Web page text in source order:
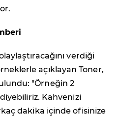
verdiği
açıklayan Toner,
"Örneğin 2
Kahvenizi
dakika içinde ofisinize